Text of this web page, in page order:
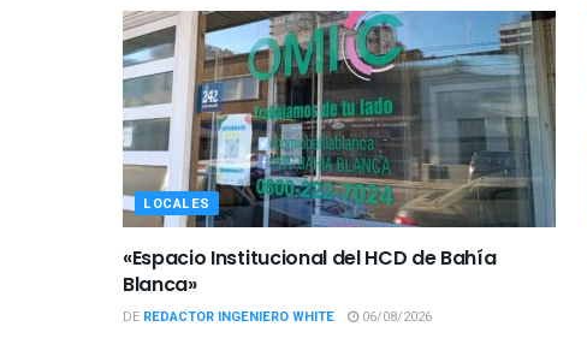
LOCALES
«Espacio Institucional del HCD de Bahía
Blanca»
DE REDACTOR INGENIERO WHITE 06/08/2026